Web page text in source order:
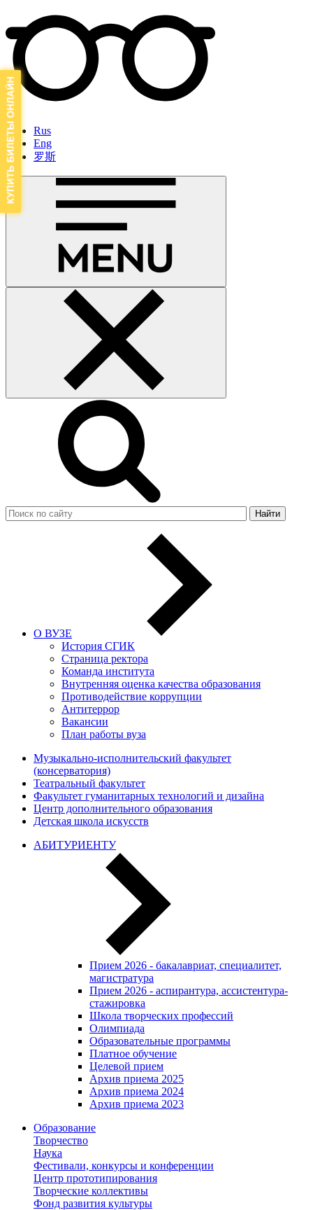
Rus
Eng
罗斯
Найти
О ВУЗЕ
История СГИК
Страница ректора
Команда института
Внутренняя оценка качества образования
Противодействие коррупции
Антитеррор
Вакансии
План работы вуза
Музыкально-исполнительский факультет
(консерватория)
Театральный факультет
Факультет гуманитарных технологий и дизайна
Центр дополнительного образования
Детская школа искусств
АБИТУРИЕНТУ
Прием 2026 - бакалавриат, специалитет,
магистратура
Прием 2026 - аспирантура, ассистентура-
стажировка
Школа творческих профессий
Олимпиада
Образовательные программы
Платное обучение
Целевой прием
Архив приема 2025
Архив приема 2024
Архив приема 2023
Образование
Творчество
Наука
Фестивали, конкурсы и конференции
Центр прототипирования
Творческие коллективы
Фонд развития культуры